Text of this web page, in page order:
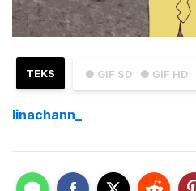
● GIF SD ● GIF HD
TEKS
linachann_